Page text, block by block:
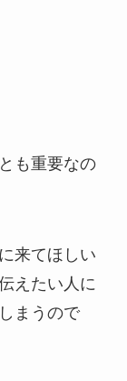
も重要なの
来てほしい
えたい人に
まうので